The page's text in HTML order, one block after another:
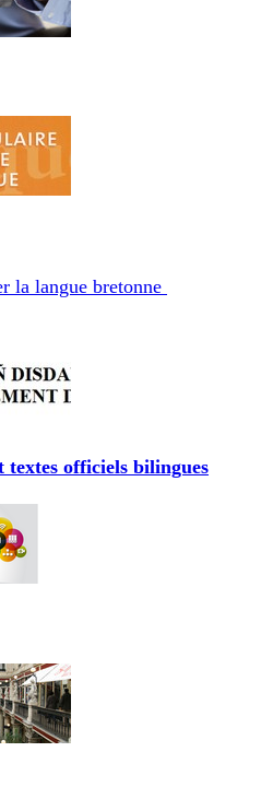
la langue bretonne
textes officiels bilingues